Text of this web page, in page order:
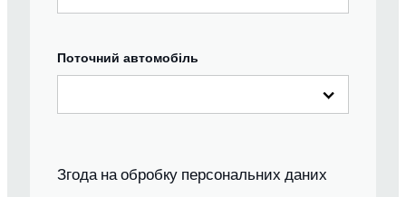
Поточний автомобіль
Згода на обробку персональних даних